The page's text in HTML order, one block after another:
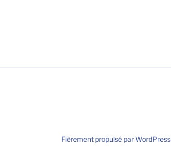
Fièrement propulsé par WordPress